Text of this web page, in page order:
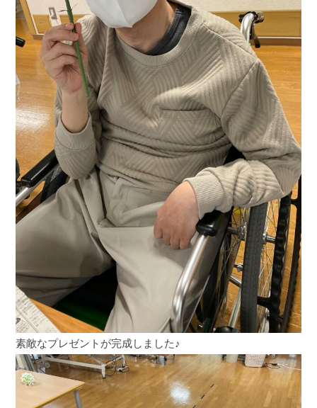
素敵なプレゼントが完成しました♪